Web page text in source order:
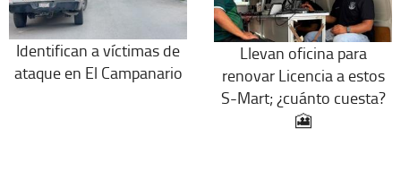
Identifican a víctimas de
ataque en El Campanario
Llevan oficina para
renovar Licencia a estos
S-Mart; ¿cuánto cuesta?
🎦